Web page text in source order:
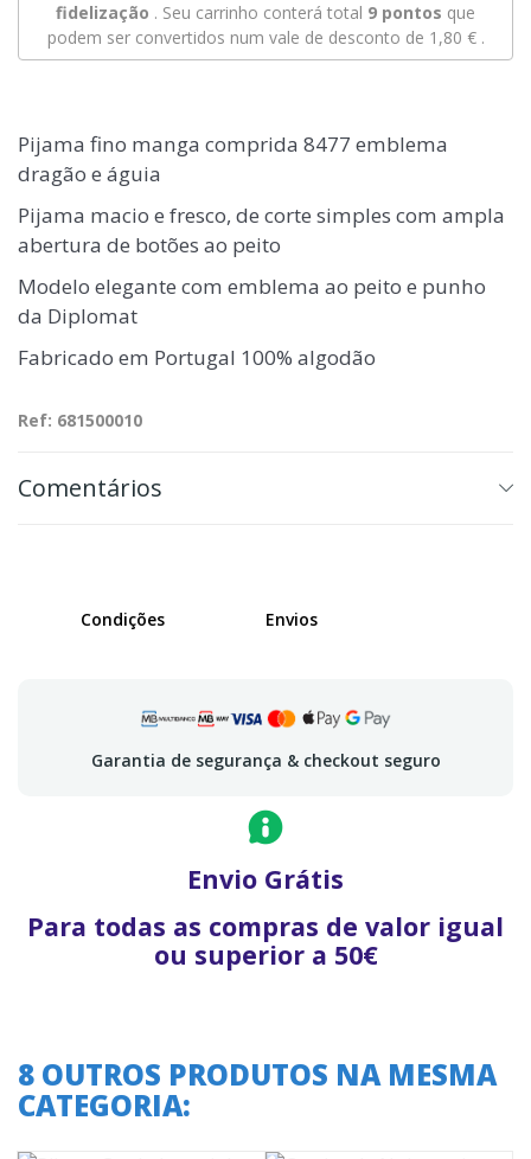
fidelização . Seu carrinho conterá total 9 pontos que
podem ser convertidos num vale de desconto de 1,80 €.
Pijama fino manga comprida 8477 emblema
dragão e águia
Pijama macio e fresco, de corte simples com ampla
abertura de botões ao peito
Modelo elegante com emblema ao peito e punho
da Diplomat
Fabricado em Portugal 100% algodão
Ref: 681500010
Comentários
Condições Envios
Garantia de segurança & checkout seguro
Envio Grátis
Para todas as compras de valor igual
ou superior a 50€
8 OUTROS PRODUTOS NA MESMA
CATEGORIA: